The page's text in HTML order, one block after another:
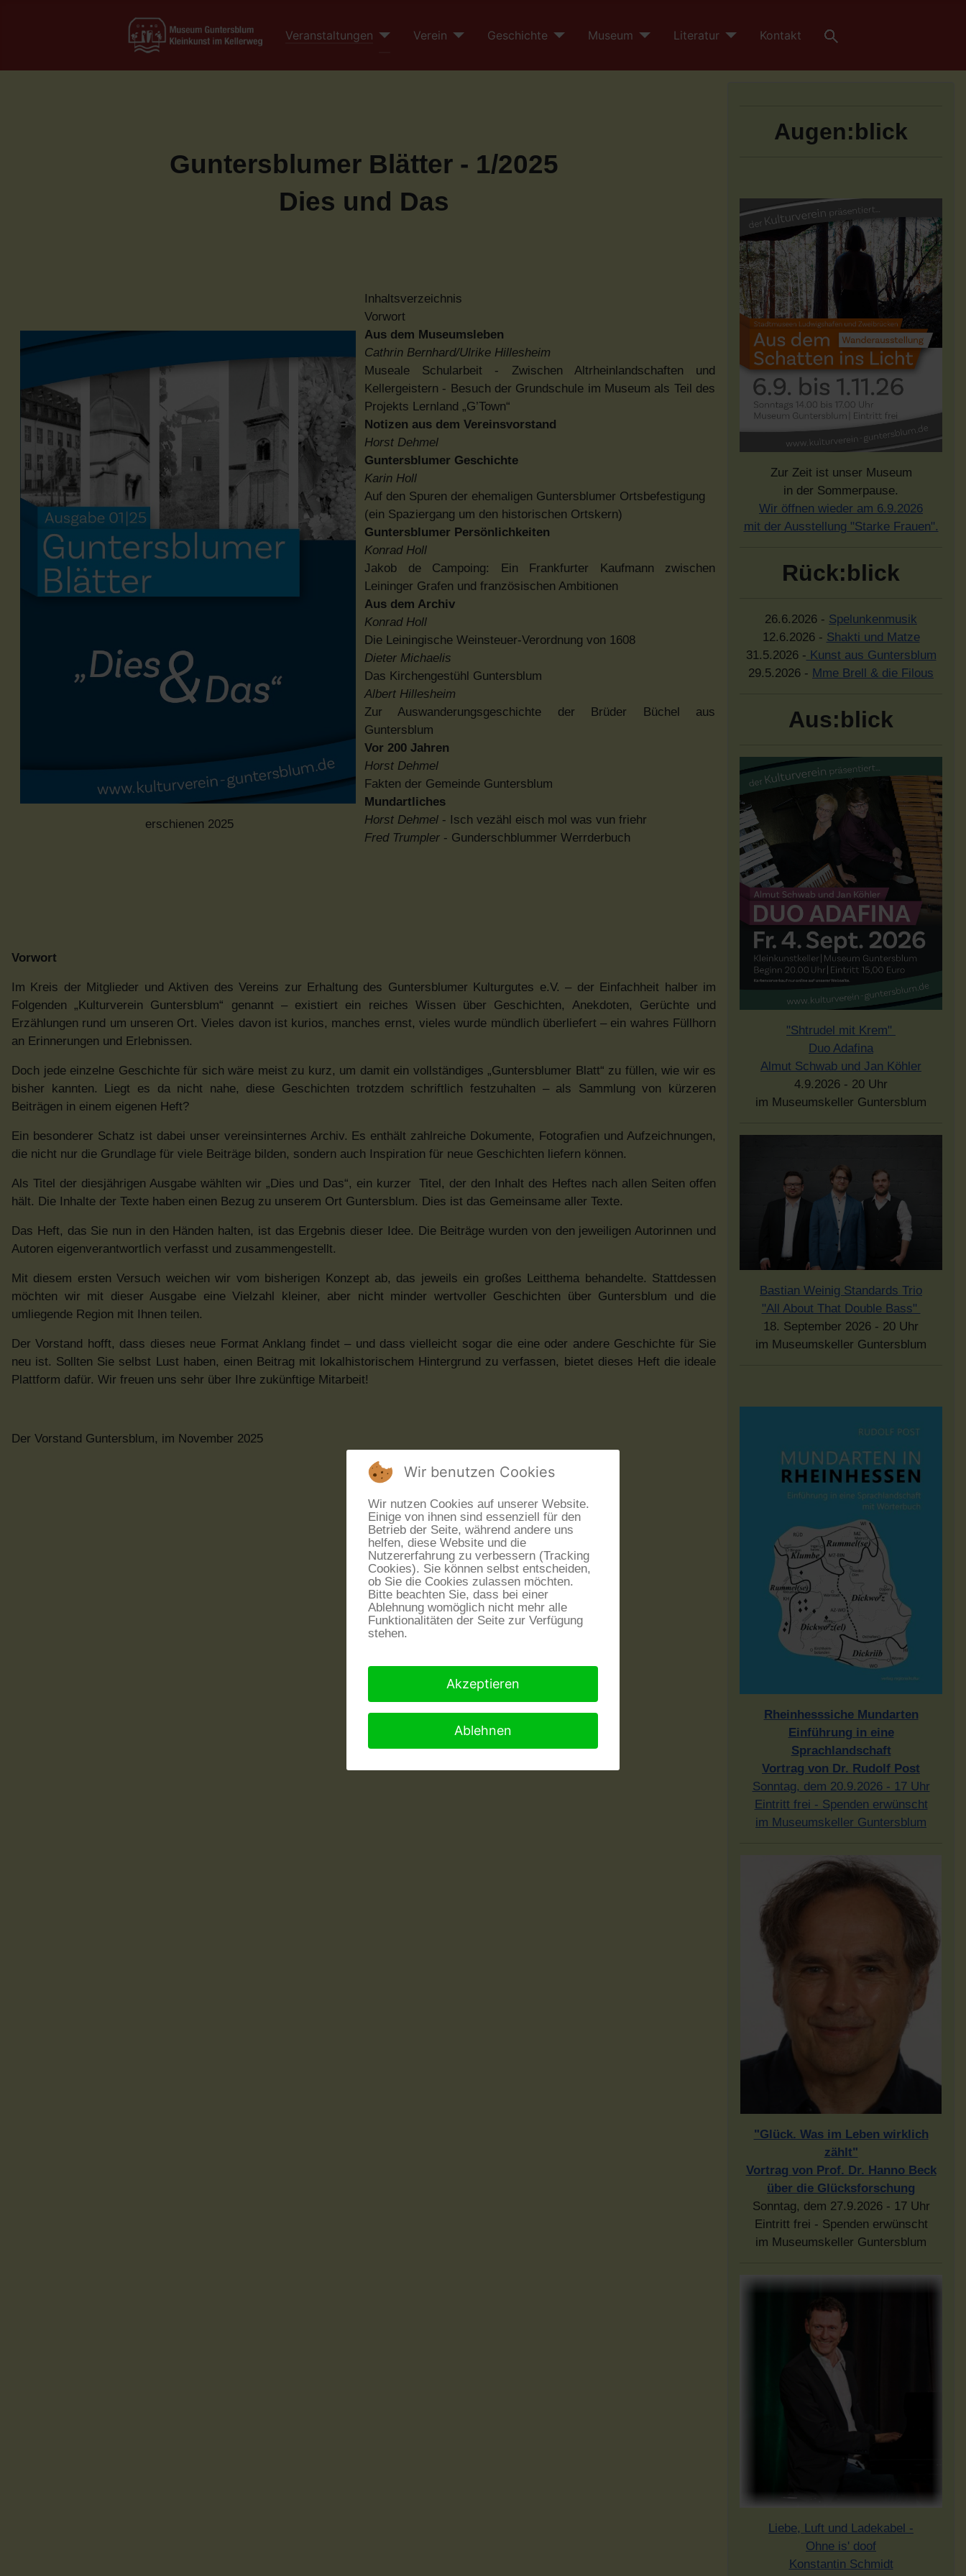
Veranstaltungen Verein Geschichte Museum Literatur Kontakt
Guntersblumer Blätter - 1/2025
Dies und Das
erschienen 2025
Inhaltsverzeichnis
Vorwort
Aus dem Museumsleben
Cathrin Bernhard/Ulrike Hillesheim
Museale Schularbeit - Zwischen Altrheinlandschaften und
Kellergeistern - Besuch der Grundschule im Museum als Teil des
Projekts Lernland „G’Town“
Notizen aus dem Vereinsvorstand
Horst Dehmel
Guntersblumer Geschichte
Karin Holl
Auf den Spuren der ehemaligen Guntersblumer Ortsbefestigung
(ein Spaziergang um den historischen Ortskern)
Guntersblumer Persönlichkeiten
Konrad Holl
Jakob de Campoing: Ein Frankfurter Kaufmann zwischen
Leininger Grafen und französischen Ambitionen
Aus dem Archiv
Konrad Holl
Die Leiningische Weinsteuer-Verordnung von 1608
Dieter Michaelis
Das Kirchengestühl Guntersblum
Albert Hillesheim
Zur Auswanderungsgeschichte der Brüder Büchel aus
Guntersblum
Vor 200 Jahren
Horst Dehmel
Fakten der Gemeinde Guntersblum
Mundartliches
Horst Dehmel - Isch vezähl eisch mol was vun friehr
Fred Trumpler - Gunderschblummer Werrderbuch
Vorwort
Im Kreis der Mitglieder und Aktiven des Vereins zur Erhaltung des Guntersblumer Kulturgutes e.V. – der Einfachheit halber im
Folgenden „Kulturverein Guntersblum“ genannt – existiert ein reiches Wissen über Geschichten, Anekdoten, Gerüchte und
Erzählungen rund um unseren Ort. Vieles davon ist kurios, manches ernst, vieles wurde mündlich überliefert – ein wahres Füllhorn
an Erinnerungen und Erlebnissen.
Doch jede einzelne Geschichte für sich wäre meist zu kurz, um damit ein vollständiges „Guntersblumer Blatt“ zu füllen, wie wir es
bisher kannten. Liegt es da nicht nahe, diese Geschichten trotzdem schriftlich festzuhalten – als Sammlung von kürzeren
Beiträgen in einem eigenen Heft?
Ein besonderer Schatz ist dabei unser vereinsinternes Archiv. Es enthält zahlreiche Dokumente, Fotografien und Aufzeichnungen,
die nicht nur die Grundlage für viele Beiträge bilden, sondern auch Inspiration für neue Geschichten liefern können.
Als Titel der diesjährigen Ausgabe wählten wir „Dies und Das“, ein kurzer
Titel, der den Inhalt des Heftes nach allen Seiten offen
hält. Die Inhalte der Texte haben einen Bezug zu unserem Ort Guntersblum. Dies ist das Gemeinsame aller Texte.
Das Heft, das Sie nun in den Händen halten, ist das Ergebnis dieser Idee. Die Beiträge wurden von den jeweiligen Autorinnen und
Autoren eigenverantwortlich verfasst und zusammengestellt.
Mit diesem ersten Versuch weichen wir vom bisherigen Konzept ab, das jeweils ein großes Leitthema behandelte. Stattdessen
möchten wir mit dieser Ausgabe eine Vielzahl kleiner, aber nicht minder wertvoller Geschichten über Guntersblum und die
umliegende Region mit Ihnen teilen.
Der Vorstand hofft, dass dieses neue Format Anklang findet – und dass vielleicht sogar die eine oder andere Geschichte für Sie
neu ist. Sollten Sie selbst Lust haben, einen Beitrag mit lokalhistorischem Hintergrund zu verfassen, bietet dieses Heft die ideale
Plattform dafür. Wir freuen uns sehr über Ihre zukünftige Mitarbeit!
Der Vorstand Guntersblum, im November 2025
Augen:blick
Zur Zeit ist unser Museum
in der Sommerpause.
Wir öffnen wieder am 6.9.2026
mit der Ausstellung "Starke Frauen".
Rück:blick
26.6.2026 - Spelunkenmusik
12.6.2026 - Shakti und Matze
31.5.2026 - Kunst aus Guntersblum
29.5.2026 - Mme Brell & die Filous
Aus:blick
"Shtrudel mit Krem"
Duo Adafina
Almut Schwab und Jan Köhler
4.9.2026 - 20 Uhr
im Museumskeller Guntersblum
Bastian Weinig Standards Trio
"All About That Double Bass"
18. September 2026 - 20 Uhr
im Museumskeller Guntersblum
Rheinhesssiche Mundarten
Einführung in eine
Sprachlandschaft
Vortrag von Dr. Rudolf Post
Sonntag, dem 20.9.2026 - 17 Uhr
Eintritt frei - Spenden erwünscht
im Museumskeller Guntersblum
"Glück. Was im Leben wirklich
zählt"
Vortrag von Prof. Dr. Hanno Beck
über die Glücksforschung
Sonntag, dem 27.9.2026 - 17 Uhr
Eintritt frei - Spenden erwünscht
im Museumskeller Guntersblum
Liebe, Luft und Ladekabel -
Ohne is' doof
Konstantin Schmidt
Wir benutzen Cookies
Wir nutzen Cookies auf unserer Website.
Einige von ihnen sind essenziell für den
Betrieb der Seite, während andere uns
helfen, diese Website und die
Nutzererfahrung zu verbessern (Tracking
Cookies). Sie können selbst entscheiden,
ob Sie die Cookies zulassen möchten.
Bitte beachten Sie, dass bei einer
Ablehnung womöglich nicht mehr alle
Funktionalitäten der Seite zur Verfügung
stehen.
Akzeptieren
Ablehnen